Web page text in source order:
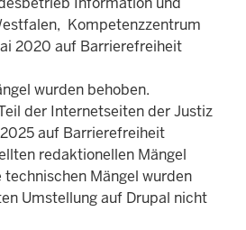
Kompetenzzentrum
2020 auf Barrierefreiheit
wurden behoben.
der Internetseiten der Justiz
auf Barrierefreiheit
redaktionellen Mängel
technischen Mängel wurden
Umstellung auf Drupal nicht